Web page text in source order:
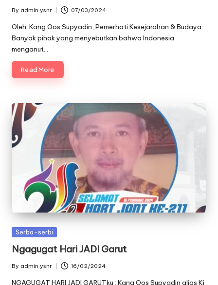
Posted
by
By admin.ysnr 07/03/2024
Oleh: Kang Oos Supyadin, Pemerhati Kesejarahan & Budaya
Banyak pihak yang menyebutkan bahwa Indonesia
menganut…
Read More
Posted
Serba-serbi
Ngagugat Hari JADI Garut
Posted
by
By admin.ysnr 16/02/2024
NGAGUGAT HARI JADI GARUTku : Kang Oos Supyadin alias Ki